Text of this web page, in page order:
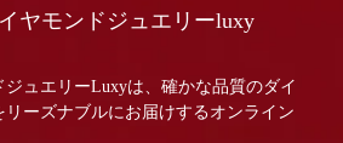
ヤモンドジュエリーluxy
ュエリーLuxyは、確かな品質のダイ
ーズナブルにお届けするオンライン